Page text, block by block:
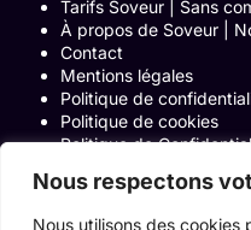
Nous respectons
Nous utilisons des cookies
Tarifs Soveur | Sans
À propos de Soveur |
Contact
Mentions légales
Politique de
Politique de cookies
Politique de
Blog